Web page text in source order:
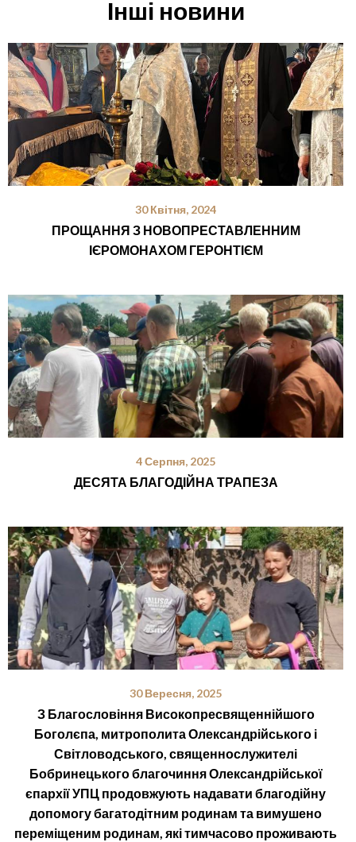
Інші новини
30 Квітня, 2024
ПРОЩАННЯ З НОВОПРЕСТАВЛЕННИМ
ІЄРОМОНАХОМ ГЕРОНТІЄМ
4 Серпня, 2025
ДЕСЯТА БЛАГОДІЙНА ТРАПЕЗА
30 Вересня, 2025
З Благословіння Високопресвященнійшого
Боголєпа, митрополита Олександрійського і
Світловодського, священнослужителі
Бобринецького благочиння Олександрійської
єпархії УПЦ продовжують надавати благодійну
допомогу багатодітним родинам та вимушено
переміщеним родинам, які тимчасово проживають